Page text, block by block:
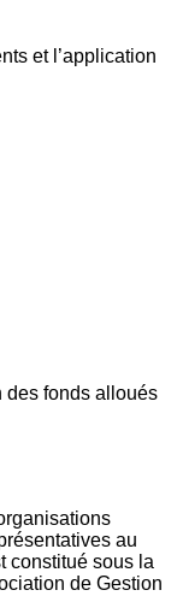
et l’application
des fonds alloués
au
constitué sous la
de Gestion